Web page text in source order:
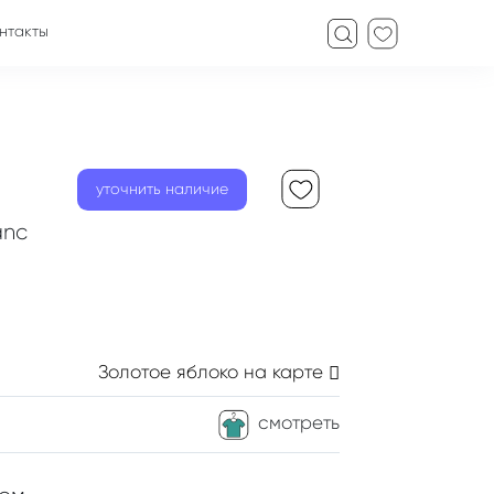
уточнить наличие
Золотое яблоко на карте
смотреть